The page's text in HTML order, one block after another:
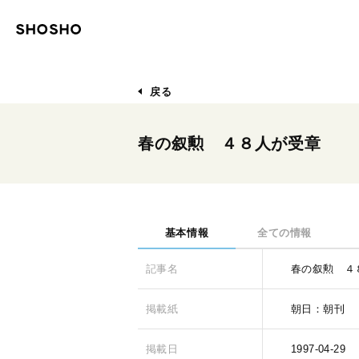
戻る
春の叙勲 ４８人が受章
基本情報 全ての情報
記事名 春の叙勲 ４
掲載紙 朝日：朝刊
掲載日 1997-04-29